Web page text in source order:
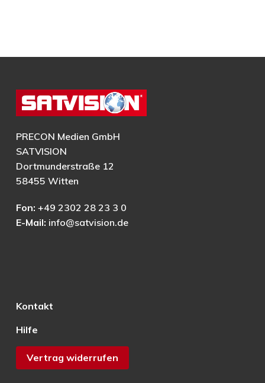
PRECON Medien GmbH
SATVISION
Dortmunderstraße 12
58455 Witten
Fon: +49 2302 28 23 3 0
E-Mail: info@satvision.de
Kontakt
Hilfe
Vertrag widerrufen